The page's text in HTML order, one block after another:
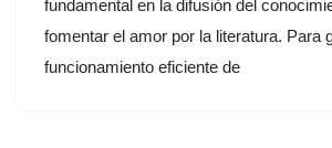
fundamental en la difusión del
fomentar el amor por la literatura. Para
funcionamiento eficiente de